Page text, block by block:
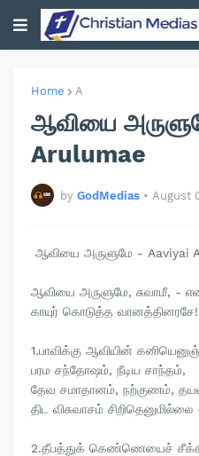
Home A
ஆவியை
Arulumae
by GodMedias • August
ஆவியை அருளுமே - Aaviyai
ஆவியை அருளுமே, சுவாமீ, -
காயுர் கொடுத்த வானத்தினரசே!
1.பாவிக்கு ஆவியின்
பரம சந்தோஷம், நீடிய சாந்தம்,
தேவ சமாதானம், நற்குணம்,
திட விசுவாசம்
2.தீபத்துக் கெண்ணெயைச்